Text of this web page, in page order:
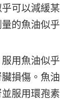
可以減緩某
的魚油似乎
用魚油似乎
損傷。魚油
服用環孢素